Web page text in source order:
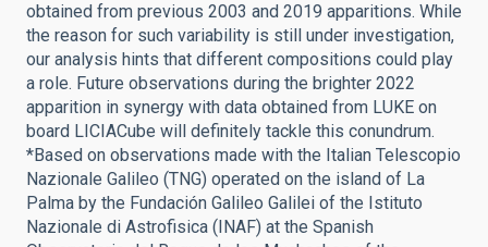
obtained from previous 2003 and 2019 apparitions. While
the reason for such variability is still under investigation,
our analysis hints that different compositions could play
a role. Future observations during the brighter 2022
apparition in synergy with data obtained from LUKE on
board LICIACube will definitely tackle this conundrum.
*Based on observations made with the Italian Telescopio
Nazionale Galileo (TNG) operated on the island of La
Palma by the Fundación Galileo Galilei of the Istituto
Nazionale di Astrofisica (INAF) at the Spanish